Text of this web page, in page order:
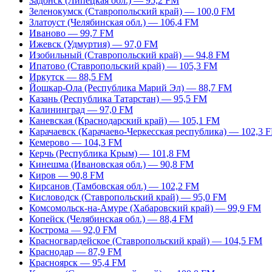
Зеленокумск (Ставропольский край) — 100,0 FM
Златоуст (Челябинская обл.) — 106,4 FM
Иваново — 99,7 FM
Ижевск (Удмуртия) — 97,0 FM
Изобильный (Ставропольский край) — 94,8 FM
Ипатово (Ставропольский край) — 105,3 FM
Иркутск — 88,5 FM
Йошкар-Ола (Республика Марий Эл) — 88,7 FM
Казань (Республика Татарстан) — 95,5 FM
Калининград — 97,0 FM
Каневская (Краснодарский край) — 105,1 FM
Карачаевск (Карачаево-Черкесская республика) — 102,3
Кемерово — 104,3 FM
Керчь (Республика Крым) — 101,8 FM
Кинешма (Ивановская обл.) — 90,8 FM
Киров — 90,8 FM
Кирсанов (Тамбовская обл.) — 102,2 FM
Кисловодск (Ставропольский край) — 95,0 FM
Комсомольск-на-Амуре (Хабаровский край) — 99,9 FM
Копейск (Челябинская обл.) — 88,4 FM
Кострома — 92,0 FM
Красногвардейское (Ставропольский край) — 104,5 FM
Краснодар — 87,9 FM
Красноярск — 95,4 FM